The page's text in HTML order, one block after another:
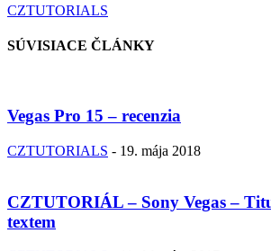
CZTUTORIALS
SÚVISIACE ČLÁNKY
Vegas Pro 15 – recenzia
CZTUTORIALS - 19. mája 2018
CZTUTORIÁL – Sony Vegas –
textem